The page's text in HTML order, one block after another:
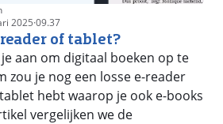
2025·09.37
of tablet?
aan om digitaal boeken op te
zou je nog een losse e-reader
hebt waarop je ook e-books
vergelijken we de